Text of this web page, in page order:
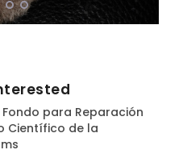
Fondo para Reparación
Científico de la